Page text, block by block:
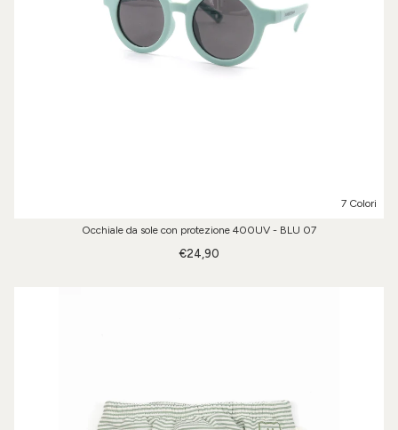
7 Colori
Occhiale da sole con protezione 400UV - BLU 07
€24,90